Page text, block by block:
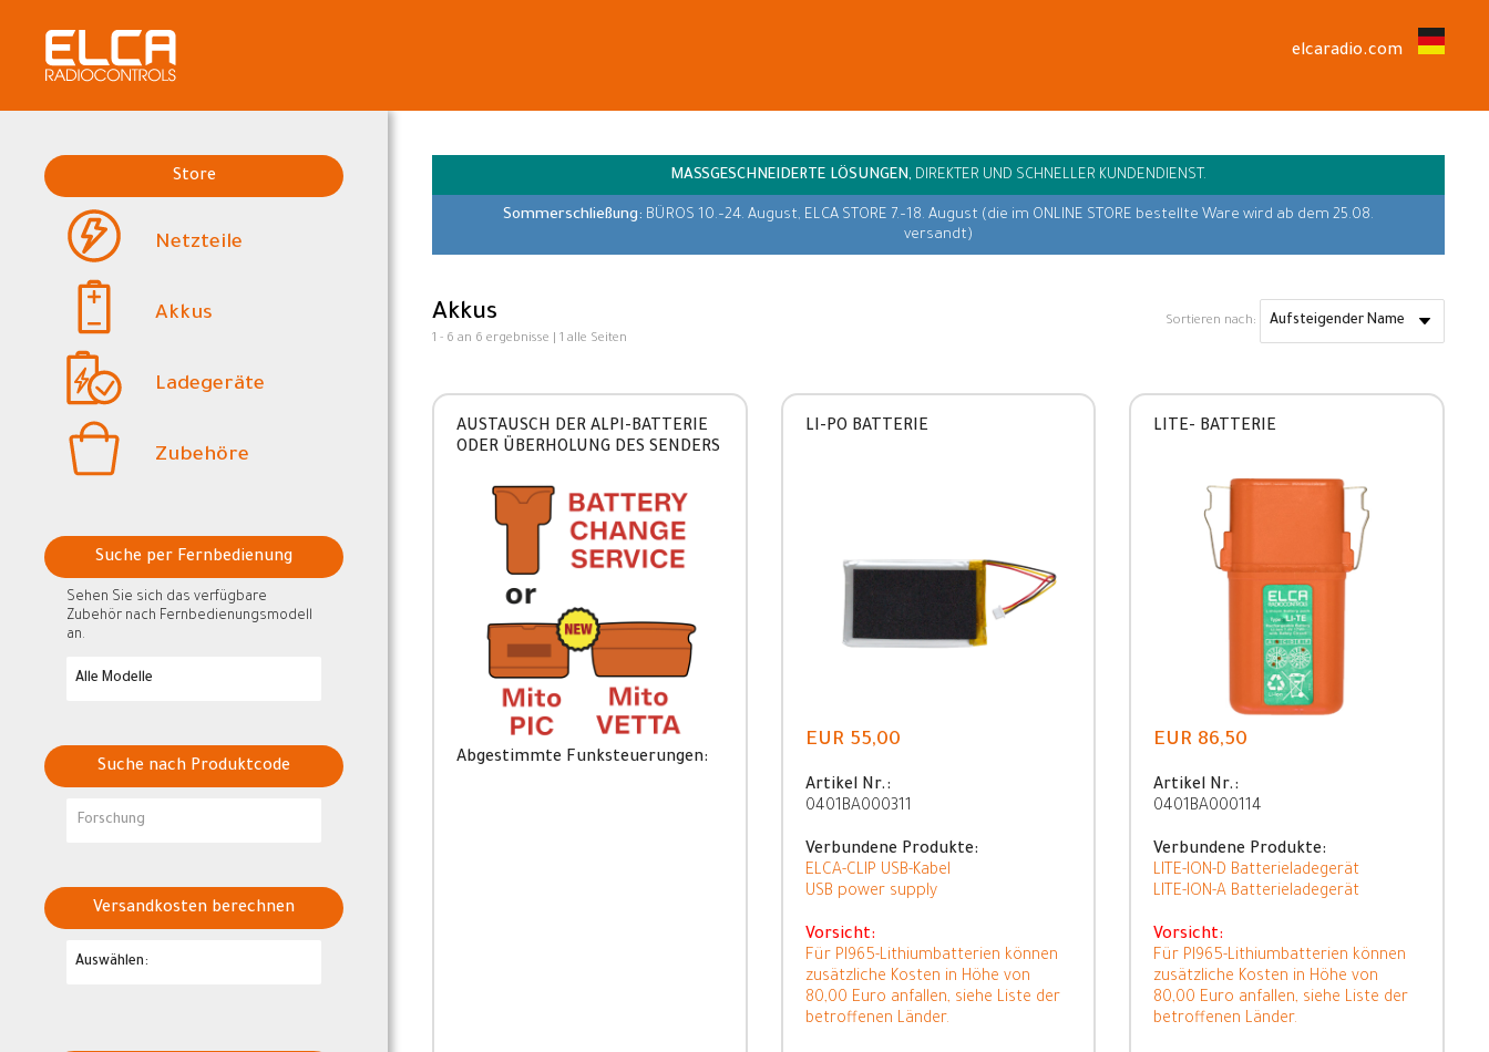
elcaradio.com
Store
Netzteile
Akkus
Ladegeräte
Zubehöre
Suche per Fernbedienung
Sehen Sie sich das verfügbare
Zubehör nach Fernbedienungsmodell
an.
Suche nach Produktcode
Versandkosten berechnen
MASSGESCHNEIDERTE LÖSUNGEN, DIREKTER UND SCHNELLER KUNDENDIENST.
Sommerschließung: BÜROS 10.–24. August, ELCA STORE 7.–18. August (die im ONLINE STORE bestellte Ware wird ab dem 25.08.
versandt)
Akkus
1 - 6 an 6 ergebnisse | 1 alle Seiten
Sortieren nach:
AUSTAUSCH DER ALPI-BATTERIE
ODER ÜBERHOLUNG DES SENDERS
Abgestimmte Funksteuerungen:
LI-PO BATTERIE
EUR 55,00
Artikel Nr.:
0401BA000311
Verbundene Produkte:
ELCA-CLIP USB-Kabel
USB power supply
Vorsicht:
Für PI965-Lithiumbatterien können
zusätzliche Kosten in Höhe von
80,00 Euro anfallen, siehe Liste der
betroffenen Länder.
LITE- BATTERIE
EUR 86,50
Artikel Nr.:
0401BA000114
Verbundene Produkte:
LITE-ION-D Batterieladegerät
LITE-ION-A Batterieladegerät
Vorsicht:
Für PI965-Lithiumbatterien können
zusätzliche Kosten in Höhe von
80,00 Euro anfallen, siehe Liste der
betroffenen Länder.